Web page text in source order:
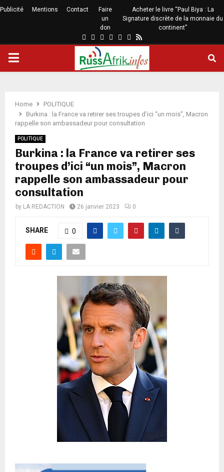
Publicité Mentions Contact
Faire
un
don
Acheter le livre “Paul Biya : La
Signature discrète de la monnaie du
continent”
Home
POLITIQUE
Burkina : la France va retirer ses troupes d’ici “un mois”, Macron
rappelle son ambassadeur pour consultation
POLITIQUE
Burkina : la France va retirer ses
troupes d’ici “un mois”, Macron
rappelle son ambassadeur pour
consultation
by LA REDACTION 26 janvier 2023 0
SHARE 0